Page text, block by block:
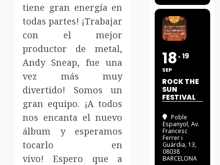
tiene gran energía en
todas partes! ¡Trabajar
con el mejor
productor de metal,
Andy Sneap, fue una
vez más muy
divertido! Somos un
gran equipo. ¡A todos
nos encanta el nuevo
álbum y esperamos
tocarlo en
vivo! Espero que a
18
SEP
19
ROCK THE
SUN
FESTIVAL
Poble
Espanyol, Av.
Francesc
Ferrer i
Guàrdia, 13,
08038
BARCELONA